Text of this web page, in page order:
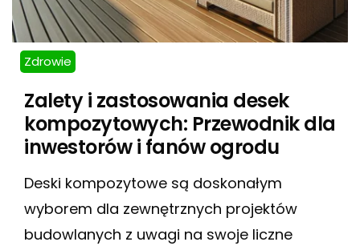
Zdrowie
Zalety i zastosowania desek
kompozytowych: Przewodnik dla
inwestorów i fanów ogrodu
Deski kompozytowe są doskonałym
wyborem dla zewnętrznych projektów
budowlanych z uwagi na swoje liczne